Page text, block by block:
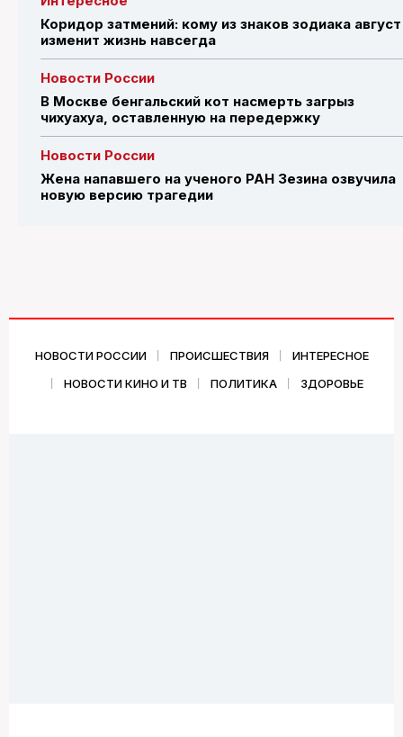
Коридор затмений: кому из знаков зодиака август
изменит жизнь навсегда
Новости России
В Москве бенгальский кот насмерть загрыз
чихуахуа, оставленную на передержку
Новости России
Жена напавшего на ученого РАН Зезина озвучила
новую версию трагедии
НОВОСТИ РОССИИ ПРОИСШЕСТВИЯ
ИНТЕРЕСНОЕ
НОВОСТИ КИНО И ТВ
ПОЛИТИКА ЗДОРОВЬЕ